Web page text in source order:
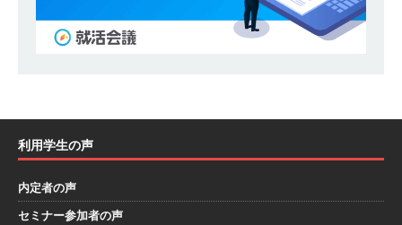
模の重要施設の建設に携わるサブコン ｜ 環境保
全や脱炭素社会の実現にも貢献 ｜ 初任給28万
部を体験できるイベント開催 】香川・大阪勤務
利用学生の声
内定者の声
セミナー参加者の声